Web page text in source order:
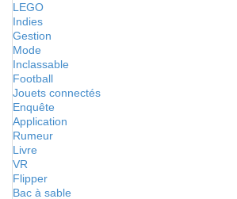
LEGO
Indies
Gestion
Mode
Inclassable
Football
Jouets connectés
Enquête
Application
Rumeur
Livre
VR
Flipper
Bac à sable